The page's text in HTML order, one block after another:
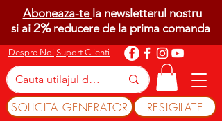
Despre Noi Suport Clienti
SOLICITA GENERATOR RESIGILATE
Aboneaza-te la newsletterul nostru
si ai 2%reducere de la prima comanda